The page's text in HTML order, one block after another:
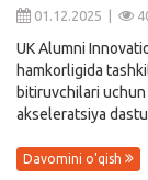
01.12.2025 |
UK Alumni
hamkorligida
bitiruvchilari
akseleratsiya
Davomini o'qish